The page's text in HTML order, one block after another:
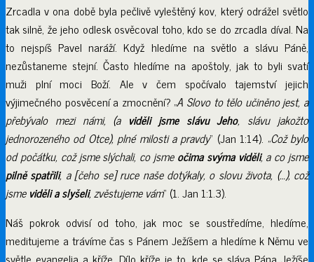
Zrcadla v ona době byla pečlivě vyleštěný kov, který odrážel světlo
tak silně, že jeho odlesk osvěcoval toho, kdo se do zrcadla díval. Na
to nejspíš Pavel naráží. Když hledíme na světlo a slávu Páně,
nezůstaneme stejní. Často hledíme na apoštoly, jak to byli svatí
muži plní moci Boží. Ale v čem spočívalo tajemství jejich
výjimečného posvěcení a zmocnění? „A Slovo to tělo učiněno jest, a
přebývalo mezi námi, (a viděli jsme slávu Jeho, slávu jakožto
jednorozeného od Otce), plné milosti a pravdy“ (Jan 1:14). „Což bylo
od počátku, což jsme slýchali, co jsmeočima svýma viděli, a co jsme
pilně spatřili, a [čeho se] ruce naše dotýkaly, o slovu života, (…), což
jsmeviděli a slyšeli, zvěstujeme vám“ (1. Jan 1:1.3).
Náš pokrok odvisí od toho, jak moc se soustředíme, hledíme,
meditujeme a trávíme čas s Pánem Ježíšem a hledíme k Němu ve
světle evangelia a kříže. Dílo kříže je to, kde se sláva Pána Ježíše